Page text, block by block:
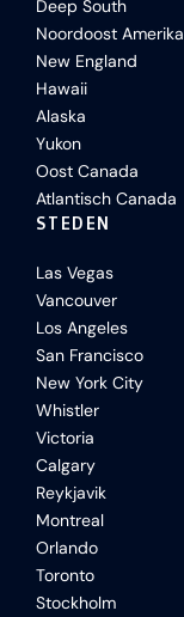
Deep South
Noordoost Amerika
New England
Hawaii
Alaska
Yukon
Oost Canada
Atlantisch Canada
STEDEN
Las Vegas
Vancouver
Los Angeles
San Francisco
New York City
Whistler
Victoria
Calgary
Reykjavik
Montreal
Orlando
Toronto
Stockholm